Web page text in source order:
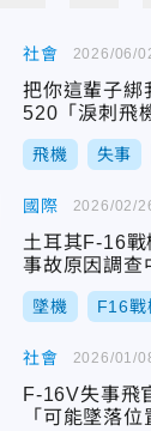
社會
把你這輩子綁
520「淚刺飛
飛機 失事
2026/06/
國際
土耳其F-16
事故原因調查
墜機 F16戰
2026/02/
社會
F-16V失事飛
「可能墜落
2026/01/